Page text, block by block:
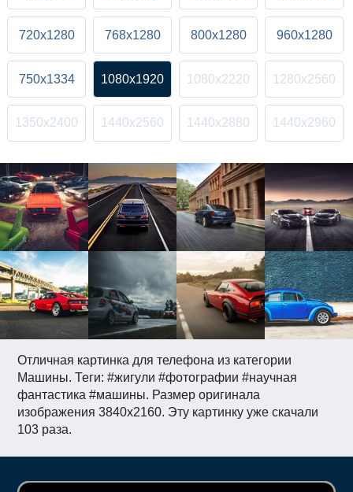
Отличная картинка для телефона из категории
Машины. Теги: #жигули #фотографии #научная
фантастика #машины. Размер оригинала
изображения 3840x2160. Эту картинку уже скачали
103 раза.
720x1280 768x1280 800x1280 960x1280
750x1334 1080x1920 1080x2220 1280x2560
1350x2400 1440x2560 1440x2880 1440x2960